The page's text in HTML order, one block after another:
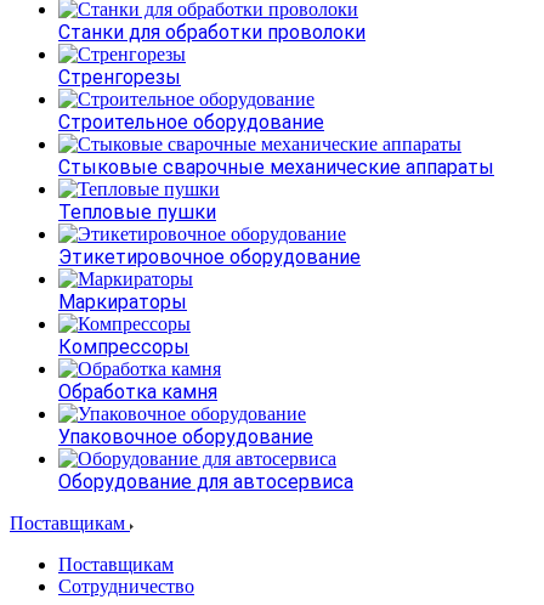
Станки для обработки проволоки
Стренгорезы
Строительное оборудование
Стыковые сварочные механические аппараты
Тепловые пушки
Этикетировочное оборудование
Маркираторы
Компрессоры
Обработка камня
Упаковочное оборудование
Оборудование для автосервиса
Поставщикам
Поставщикам
Сотрудничество